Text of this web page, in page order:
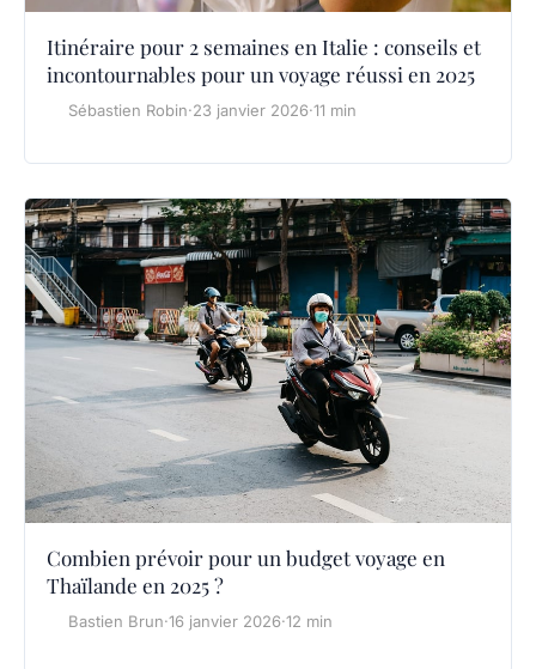
Itinéraire pour 2 semaines en Italie : conseils et
incontournables pour un voyage réussi en 2025
Sébastien Robin·23 janvier 2026·11 min
Combien prévoir pour un budget voyage en
Thaïlande en 2025 ?
Bastien Brun·16 janvier 2026·12 min